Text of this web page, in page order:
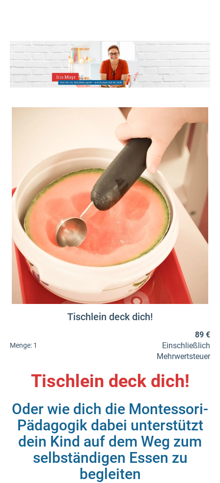
Tischlein deck dich!
Menge: 1
89 €
Einschließlich
Mehrwertsteuer
Tischlein deck dich!
Oder wie dich die Montessori-
Pädagogik dabei unterstützt
dein Kind auf dem Weg zum
selbständigen Essen zu
begleiten